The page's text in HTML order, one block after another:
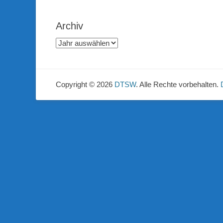
Archiv
Copyright © 2026 DTSW. Alle Rechte vorbehalten.